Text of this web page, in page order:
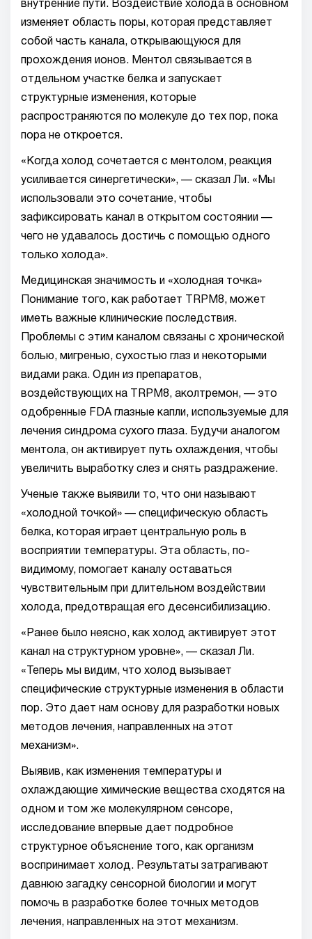
внутренние пути. Воздействие холода в основном
изменяет область поры, которая представляет
собой часть канала, открывающуюся для
прохождения ионов. Ментол связывается в
отдельном участке белка и запускает
структурные изменения, которые
распространяются по молекуле до тех пор, пока
пора не откроется.
«Когда холод сочетается с ментолом, реакция
усиливается синергетически», — сказал Ли. «Мы
использовали это сочетание, чтобы
зафиксировать канал в открытом состоянии —
чего не удавалось достичь с помощью одного
только холода».
Медицинская значимость и «холодная точка»
Понимание того, как работает TRPM8, может
иметь важные клинические последствия.
Проблемы с этим каналом связаны с хронической
болью, мигренью, сухостью глаз и некоторыми
видами рака. Один из препаратов,
воздействующих на TRPM8, аколтремон, — это
одобренные FDA глазные капли, используемые для
лечения синдрома сухого глаза. Будучи аналогом
ментола, он активирует путь охлаждения, чтобы
увеличить выработку слез и снять раздражение.
Ученые также выявили то, что они называют
«холодной точкой» — специфическую область
белка, которая играет центральную роль в
восприятии температуры. Эта область, по-
видимому, помогает каналу оставаться
чувствительным при длительном воздействии
холода, предотвращая его десенсибилизацию.
«Ранее было неясно, как холод активирует этот
канал на структурном уровне», — сказал Ли.
«Теперь мы видим, что холод вызывает
специфические структурные изменения в области
пор. Это дает нам основу для разработки новых
методов лечения, направленных на этот
механизм».
Выявив, как изменения температуры и
охлаждающие химические вещества сходятся на
одном и том же молекулярном сенсоре,
исследование впервые дает подробное
структурное объяснение того, как организм
воспринимает холод. Результаты затрагивают
давнюю загадку сенсорной биологии и могут
помочь в разработке более точных методов
лечения, направленных на этот механизм.